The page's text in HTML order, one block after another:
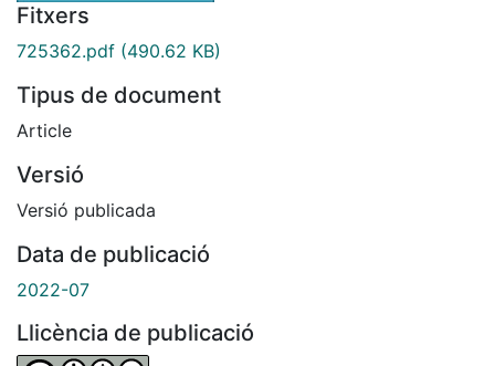
Fitxers
725362.pdf (490.62 KB)
Tipus de document
Article
Versió
Versió publicada
Data de publicació
2022-07
Llicència de publicació